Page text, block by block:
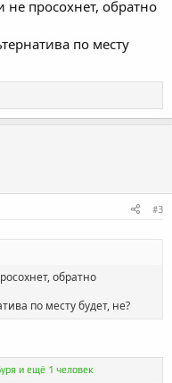
не просохнет, обратно
по месту
#3
обратно
по месту будет, не?
и ещё 1 человек